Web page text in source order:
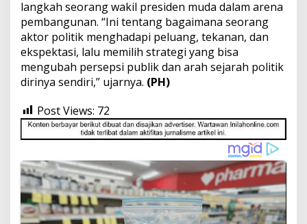
langkah seorang wakil presiden muda dalam arena
pembangunan. “Ini tentang bagaimana seorang
aktor politik menghadapi peluang, tekanan, dan
ekspektasi, lalu memilih strategi yang bisa
mengubah persepsi publik dan arah sejarah politik
dirinya sendiri,” ujarnya. (PH)
Post Views: 72